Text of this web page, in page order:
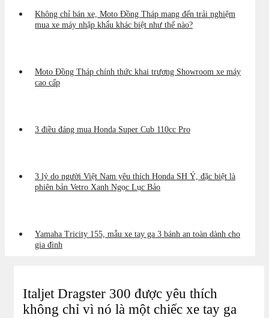
Không chỉ bán xe, Moto Đồng Tháp mang đến trải nghiệm
mua xe máy nhập khẩu khác biệt như thế nào?
Moto Đồng Tháp chính thức khai trương Showroom xe máy
cao cấp
3 điều đáng mua Honda Super Cub 110cc Pro
3 lý do người Việt Nam yêu thích Honda SH Ý, đặc biệt là
phiên bản Vetro Xanh Ngọc Lục Bảo
Yamaha Tricity 155, mẫu xe tay ga 3 bánh an toàn dành cho
gia đình
Italjet Dragster 300 được yêu thích
không chỉ vì nó là một chiếc xe tay ga